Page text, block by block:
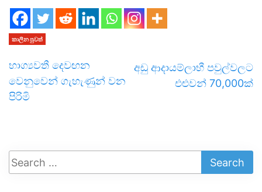
කාලීන පුවත්
භාග්‍යවතී දෙවඟන
වෙනුවෙන් ගැහැණුන් වන
පිරිමි
අඩු ආදායම්ලාභී පවුල්වලට
එළුවන් 70,000ක්